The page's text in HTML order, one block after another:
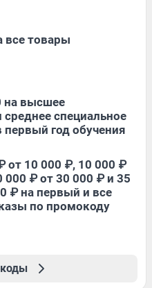
все товары
на высшее
среднее специальное
первый год обучения
от 10 000 ₽, 10 000 ₽
000 ₽ от 30 000 ₽ и 35
₽ на первый и все
по промокоду